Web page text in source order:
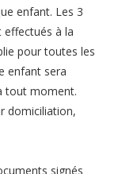
enfant. Les 3
à la
pour toutes les
enfant sera
tout moment.
domiciliation,
signés